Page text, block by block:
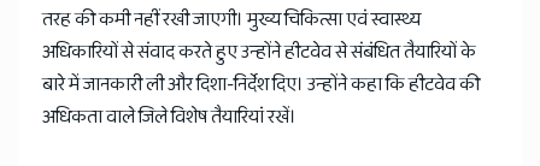
तरह की कमी नहीं रखी जाएगी। मुख्य चिकित्सा एवं स्वास्थ्य
अधिकारियों से संवाद करते हुए उन्होंने हीटवेव से संबंधित तैयारियों के
बारे में जानकारी ली और दिशा-निर्देश दिए। उन्होंने कहा कि हीटवेव की
अधिकता वाले जिले विशेष तैयारियां रखें।